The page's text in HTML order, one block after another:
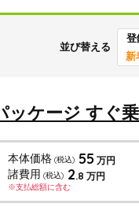
並び替える
登
新
ッケージ すぐ
本体価格(税込) 55万円
諸費用 (税込) 2.8 万円
※支払総額に含む